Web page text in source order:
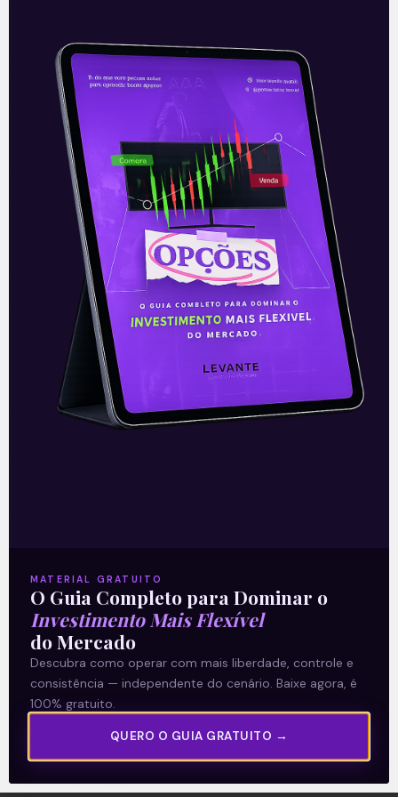
Setor de saúde aquecido
As movimentações de consolidação e
parcerias, além do lançamento de novos
serviços, seguem firmes no mercado de
saúde brasileiro. Na noite da quinta-feira
(17) a
Leia mais
18/12/2020
Sobre nós
Termos e Condições
Política de Privacidade
Explore
E Eu Com Isso?
Vídeos no Youtube
MATERIAL GRATUITO
O Guia Completo para Dominar o
Investimento Mais Flexível
do Mercado
Descubra como operar com mais liberdade, controle e
consistência — independente do cenário. Baixe agora, é
100% gratuito.
QUERO O GUIA GRATUITO →